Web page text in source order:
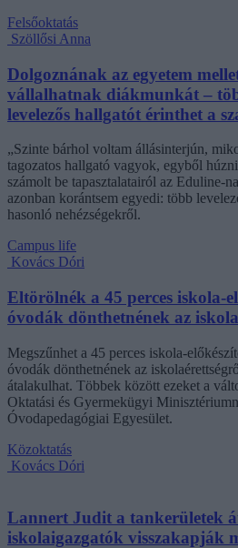
Felsőoktatás
Szöllősi Anna
Dolgoznának az egyetem
vállalhatnak diákmunkát –
levelezős hallgatót érinthet a
„Szinte bárhol voltam állásinterjún,
tagozatos hallgató vagyok, egyből
számolt be tapasztalatairól az Eduline-
azonban korántsem egyedi: több
hasonló nehézségekről.
Campus life
Kovács Dóri
Eltörölnék a 45 perces iskola-
óvodák dönthetnének az
Megszűnhet a 45 perces iskola-
óvodák dönthetnének az
átalakulhat. Többek között ezeket a
Oktatási és Gyermekügyi
Óvodapedagógiai Egyesület.
Közoktatás
Kovács Dóri
Lannert Judit a tankerületek
iskolaigazgatók visszakapják